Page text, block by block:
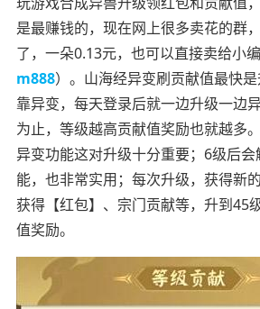
是最赚钱的，现在网上很多卖花的群
了，一朵0.13元，也可以直接卖给小编
m888）。山海经异变刷贡献值最快
靠异变，每天登录后就一边升级一边
为止，等级越高贡献值奖励也就越多
异变功能这对升级十分重要；6级后
能，也非常实用；每次升级，获得新
获得【红包】、宗门贡献等，升到45
值奖励。